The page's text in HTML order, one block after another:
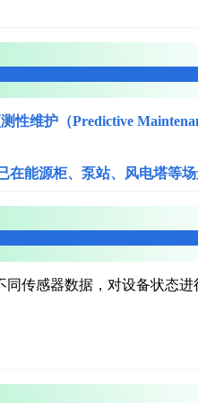
性维护（Predictive
在能源柜、泵站、风电塔等场
传感器数据，对设备状态进